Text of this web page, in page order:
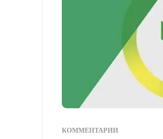
КОММЕНТАРИИ